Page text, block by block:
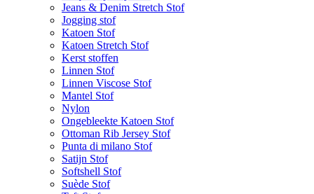
Jeans & Denim Stretch Stof
Jogging stof
Katoen Stof
Katoen Stretch Stof
Kerst stoffen
Linnen Stof
Linnen Viscose Stof
Mantel Stof
Nylon
Ongebleekte Katoen Stof
Ottoman Rib Jersey Stof
Punta di milano Stof
Satijn Stof
Softshell Stof
Suède Stof